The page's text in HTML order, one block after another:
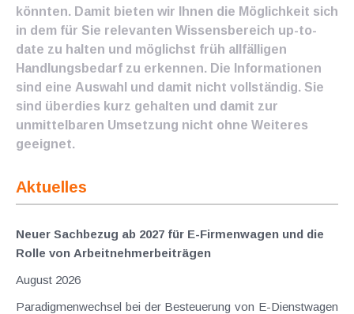
könnten. Damit bieten wir Ihnen die Möglichkeit sich
in dem für Sie relevanten Wissensbereich up-to-
date zu halten und möglichst früh allfälligen
Handlungsbedarf zu erkennen. Die Informationen
sind eine Auswahl und damit nicht vollständig. Sie
sind überdies kurz gehalten und damit zur
unmittelbaren Umsetzung nicht ohne Weiteres
geeignet.
Aktuelles
Neuer Sachbezug ab 2027 für E-Firmenwagen und die
Rolle von Arbeitnehmer​­beiträgen
August 2026
Paradigmenwechsel bei der Besteuerung von E-Dienstwagen